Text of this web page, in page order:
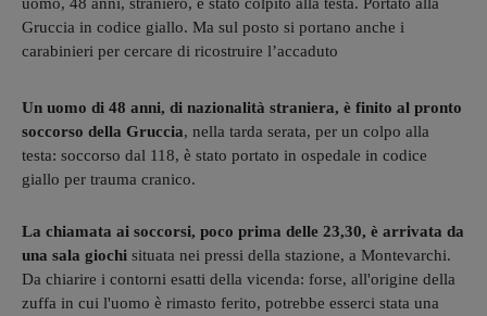
Gruccia in codice giallo. Ma sul posto si portano anche i
carabinieri per cercare di ricostruire l’accaduto
Un uomo di 48 anni, di nazionalità straniera, è finito al pronto
soccorso della Gruccia, nella tarda serata, per un colpo alla
testa: soccorso dal 118, è stato portato in ospedale in codice
giallo per trauma cranico.
La chiamata ai soccorsi, poco prima delle 23,30, è arrivata da
una sala giochi situata nei pressi della stazione, a Montevarchi.
Da chiarire i contorni esatti della vicenda: forse, all'origine della
zuffa in cui l'uomo è rimasto ferito, potrebbe esserci stata una